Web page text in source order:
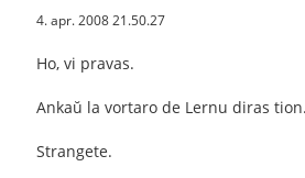
4. apr. 2008 21.50.27
Ho, vi pravas.
Ankaŭ la vortaro de Lernu diras tion.
Strangete.